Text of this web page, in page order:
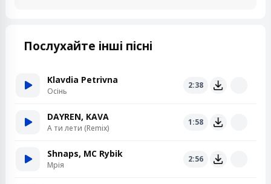
Послухайте інші пісні
Klavdia Petrivna
Осінь
2:38
DAYREN, KAVA
А ти лети (Remix)
1:58
Shnaps, MC Rybik
Мрія
2:56